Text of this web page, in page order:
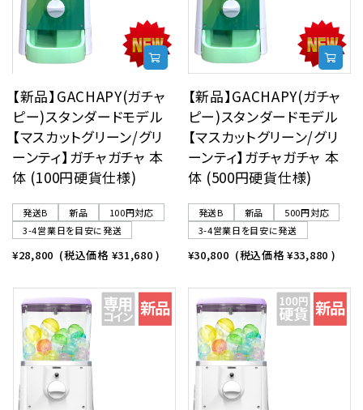
【新品】GACHAPY(ガチャ
ピー)スタンダードモデル
【マスカットグリーン/グリ
ーンティ】ガチャガチャ 本
体 (100円硬貨仕様)
発送B 新品
100円対応
3-4営業日を目安に発送
¥28,800 (税込価格 ¥31,680 )
【新品】GACHAPY(ガチャ
ピー)スタンダードモデル
【マスカットグリーン/グリ
ーンティ】ガチャガチャ 本
体 (500円硬貨仕様)
発送B 新品
500円対応
3-4営業日を目安に発送
¥30,800 (税込価格¥33,880 )